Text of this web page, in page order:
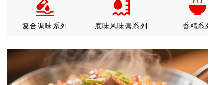
复合调味系列 底味风味膏系列 香精系列